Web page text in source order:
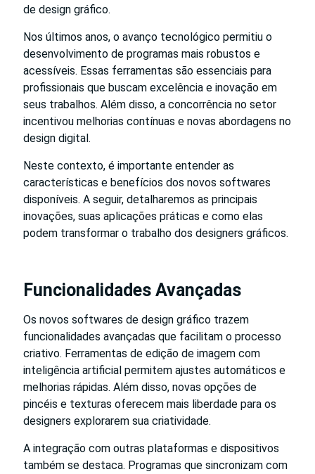
de design gráfico.
Nos últimos anos, o avanço tecnológico permitiu o
desenvolvimento de programas mais robustos e
acessíveis. Essas ferramentas são essenciais para
profissionais que buscam excelência e inovação em
seus trabalhos. Além disso, a concorrência no setor
incentivou melhorias contínuas e novas abordagens no
design digital.
Neste contexto, é importante entender as
características e benefícios dos novos softwares
disponíveis. A seguir, detalharemos as principais
inovações, suas aplicações práticas e como elas
podem transformar o trabalho dos designers gráficos.
Funcionalidades Avançadas
Os novos softwares de design gráfico trazem
funcionalidades avançadas que facilitam o processo
criativo. Ferramentas de edição de imagem com
inteligência artificial permitem ajustes automáticos e
melhorias rápidas. Além disso, novas opções de
pincéis e texturas oferecem mais liberdade para os
designers explorarem sua criatividade.
A integração com outras plataformas e dispositivos
também se destaca. Programas que sincronizam com